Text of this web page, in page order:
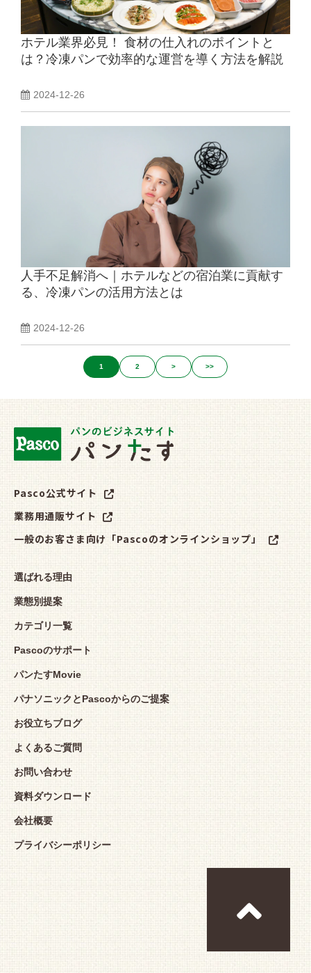
ホテル業界必見！ 食材の仕入れのポイントと
は？冷凍パンで効率的な運営を導く方法を解説
2024-12-26
人手不足解消へ｜ホテルなどの宿泊業に貢献す
る、冷凍パンの活用方法とは
2024-12-26
1 2 > >>
Pasco公式サイト
業務用通販サイト
一般のお客さま向け「Pascoのオンラインショップ」
選ばれる理由
業態別提案
カテゴリ一覧
Pascoのサポート
パンたすMovie
パナソニックとPascoからのご提案
お役立ちブログ
よくあるご質問
お問い合わせ
資料ダウンロード
会社概要
プライバシーポリシー